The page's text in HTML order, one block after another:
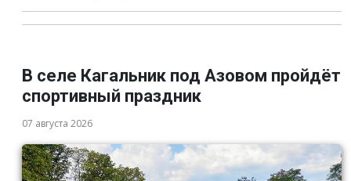
В селе Кагальник под Азовом пройдёт
спортивный праздник
07 августа 2026